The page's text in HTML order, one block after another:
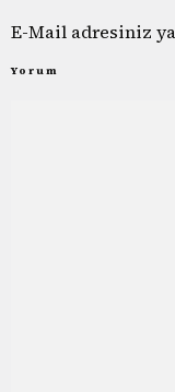
E-Mail adresiniz
Yorum